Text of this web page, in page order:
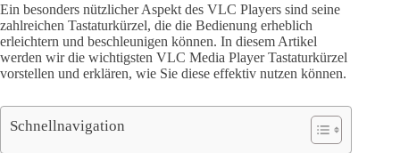
Ein besonders nützlicher Aspekt des VLC Players sind seine
zahlreichen Tastaturkürzel, die die Bedienung erheblich
erleichtern und beschleunigen können. In diesem Artikel
werden wir die wichtigsten VLC Media Player Tastaturkürzel
vorstellen und erklären, wie Sie diese effektiv nutzen können.
Schnellnavigation